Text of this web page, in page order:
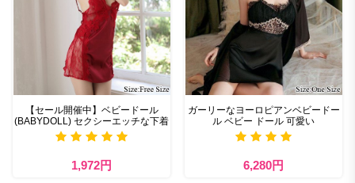
【セール開催中】ベビードール
(BABYDOLL) セクシーエッチな下着
1,972円
ガーリーなヨーロピアンベビードー
ル ベビー ドール 可愛い
6,280円